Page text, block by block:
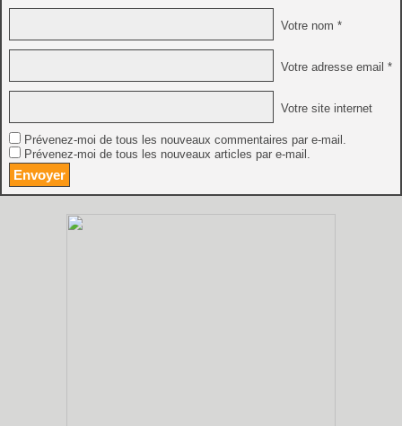
Votre nom *
Votre adresse email *
Votre site internet
Prévenez-moi de tous les nouveaux commentaires par e-mail.
Prévenez-moi de tous les nouveaux articles par e-mail.